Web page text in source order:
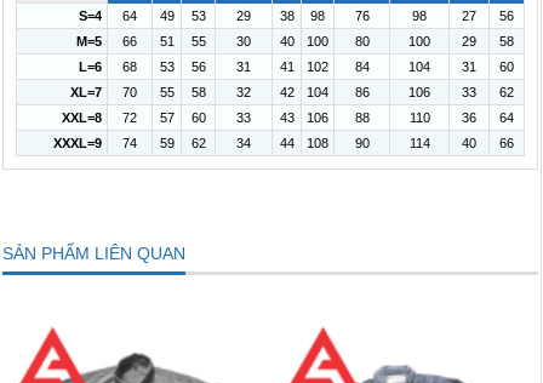
S=4
64 49 53 29 38 98 76 98 27
56
M=5
66 51 55 30 40 100 80 100 29
58
L=6
68 53 56 31 41 102 84 104 31
60
XL=7
70 55 58 32 42 104 86 106 33
62
XXL=8
72 57 60 33 43 106 88 110 36
64
XXXL=9
74 59 62 34 44 108 90 114 40 66
SẢN PHẨM LIÊN QUAN